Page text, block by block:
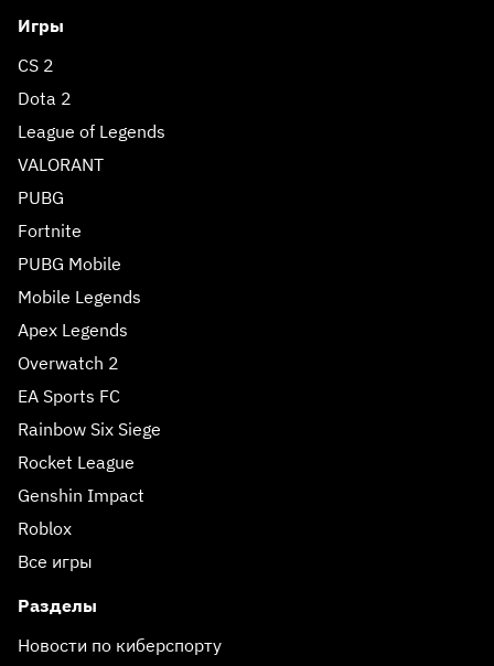
Игры
CS 2
Dota 2
League of Legends
VALORANT
PUBG
Fortnite
PUBG Mobile
Mobile Legends
Apex Legends
Overwatch 2
EA Sports FC
Rainbow Six Siege
Rocket League
Genshin Impact
Roblox
Все игры
Разделы
Новости по киберспорту